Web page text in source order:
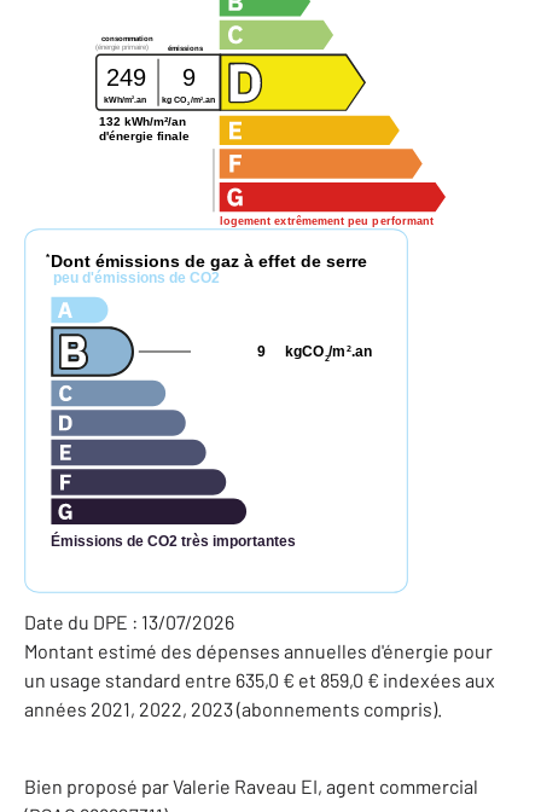
logement extrêmement peu performant
consommation
émissions
(énergie primaire)
249 9
kWh/m2.an kg CO2 /m2 .an
132 kWh/m²/an
d'énergie finale
* Dont émissions de gaz à effet de serre
peu d'émissions de CO2
Émissions de CO2 très importantes
kgCO2/m 2.an
9
Date du DPE : 13/07/2026
Montant estimé des dépenses annuelles d'énergie pour
un usage standard entre 635,0 € et 859,0 € indexées aux
années 2021, 2022, 2023 (abonnements compris).
Bien proposé parValerie Raveau EI, agent commercial